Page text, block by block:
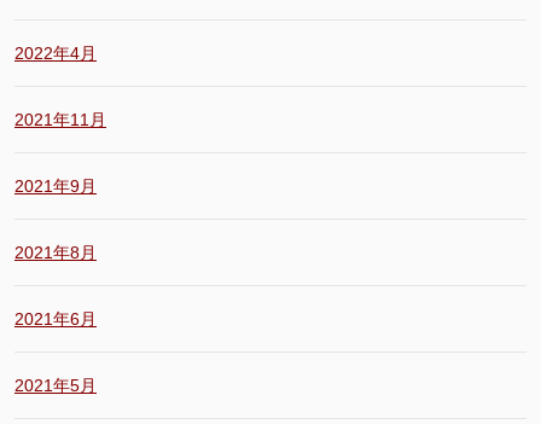
2022年4月
2021年11月
2021年9月
2021年8月
2021年6月
2021年5月